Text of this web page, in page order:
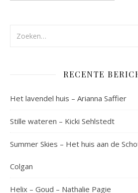
RECENTE
Het lavendel huis – Arianna Saffier
Stille wateren – Kicki Sehlstedt
Summer Skies – Het huis aan de
Colgan
Helix – Goud – Nathalie Pagie